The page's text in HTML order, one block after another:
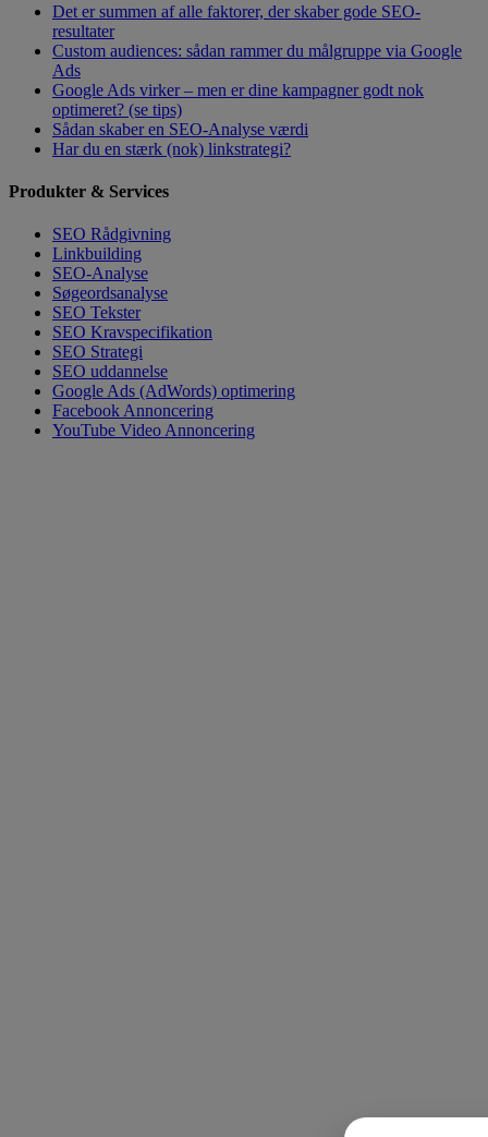
Det er summen af alle faktorer, der skaber gode SEO-
resultater
Custom audiences: sådan rammer du målgruppe via Google
Ads
Google Ads virker – men er dine kampagner godt nok
optimeret? (se tips)
Sådan skaber en SEO-Analyse værdi
Har du en stærk (nok) linkstrategi?
Produkter & Services
SEO Rådgivning
Linkbuilding
SEO-Analyse
Søgeordsanalyse
SEO Tekster
SEO Kravspecifikation
SEO Strategi
SEO uddannelse
Google Ads (AdWords) optimering
Facebook Annoncering
YouTube Video Annoncering